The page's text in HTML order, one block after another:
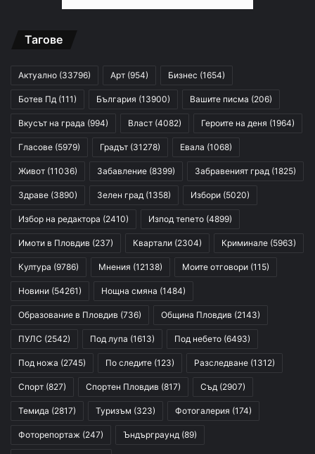
Тагове
Актуално (33796) Арт (954) Бизнес (1654)
Ботев Пд (111) България (13900) Вашите писма (206)
Вкусът на града (994) Власт (4082) Героите на деня (1964)
Гласове (5979) Градът (31278) Евала (1068)
Живот (11036) Забавление (8399) Забравеният град (1825)
Здраве (3890) Зелен град (1358) Избори (5020)
Избор на редактора (2410) Изпод тепето (4899)
Имоти в Пловдив (237) Квартали (2304) Криминале (5963)
Култура (9786) Мнения (12138) Моите отговори (115)
Новини (54261) Нощна смяна (1484)
Образование в Пловдив (736) Община Пловдив (2143)
ПУЛС (2542) Под лупа (1613) Под небето (6493)
Под ножа (2745) По следите (123) Разследване (1312)
Спорт (827) Спортен Пловдив (817) Съд (2907)
Темида (2817) Туризъм (323) Фотогалерия (174)
Фоторепортаж (247) Ъндърграунд (89)